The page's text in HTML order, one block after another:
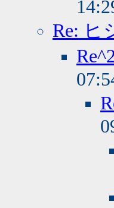
Re: ヒ